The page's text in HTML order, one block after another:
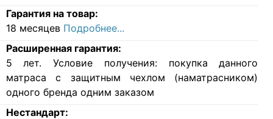
Гарантия на товар:
18 месяцев Подробнее...
Расширенная гарантия:
5 лет. Условие получения: покупка данного
матраса с защитным чехлом (наматрасником)
одного бренда одним заказом
Нестандарт: